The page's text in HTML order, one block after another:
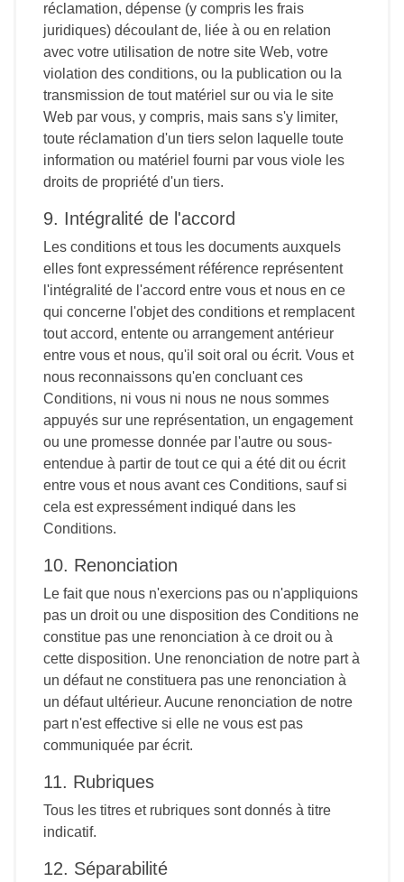
réclamation, dépense (y compris les frais
juridiques) découlant de, liée à ou en relation
avec votre utilisation de notre site Web, votre
violation des conditions, ou la publication ou la
transmission de tout matériel sur ou via le site
Web par vous, y compris, mais sans s'y limiter,
toute réclamation d'un tiers selon laquelle toute
information ou matériel fourni par vous viole les
droits de propriété d'un tiers.
9. Intégralité de l'accord
Les conditions et tous les documents auxquels
elles font expressément référence représentent
l'intégralité de l'accord entre vous et nous en ce
qui concerne l'objet des conditions et remplacent
tout accord, entente ou arrangement antérieur
entre vous et nous, qu'il soit oral ou écrit. Vous et
nous reconnaissons qu'en concluant ces
Conditions, ni vous ni nous ne nous sommes
appuyés sur une représentation, un engagement
ou une promesse donnée par l'autre ou sous-
entendue à partir de tout ce qui a été dit ou écrit
entre vous et nous avant ces Conditions, sauf si
cela est expressément indiqué dans les
Conditions.
10. Renonciation
Le fait que nous n'exercions pas ou n'appliquions
pas un droit ou une disposition des Conditions ne
constitue pas une renonciation à ce droit ou à
cette disposition. Une renonciation de notre part à
un défaut ne constituera pas une renonciation à
un défaut ultérieur. Aucune renonciation de notre
part n'est effective si elle ne vous est pas
communiquée par écrit.
11. Rubriques
Tous les titres et rubriques sont donnés à titre
indicatif.
12. Séparabilité